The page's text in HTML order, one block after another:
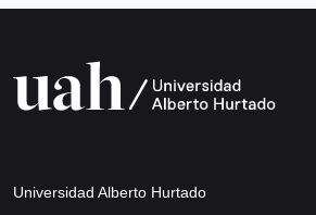
Universidad Alberto Hurtado